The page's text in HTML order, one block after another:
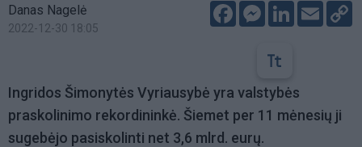
Danas Nagelė
2022-12-30 18:05
FacebookMessenger
LinkedIn
Email
Ingridos Šimonytės Vyriausybė yra valstybės
praskolinimo rekordininkė. Šiemet per 11 mėnesių ji
sugebėjo pasiskolinti net 3,6 mlrd. eurų.